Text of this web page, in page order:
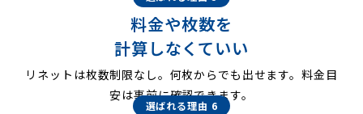
料金や枚数を
計算しなくていい
リネットは枚数制限なし。何枚からでも出せます。料金目
安は事前に確認できます。
選ばれる理由 6